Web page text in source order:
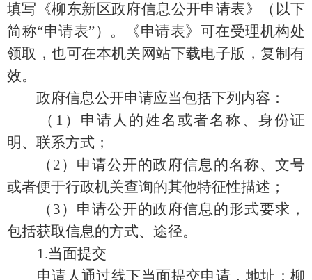
填写《柳东新区政府信息公开申请表》（以下
简称“申请表”）。《申请表》可在受理机构处
领取，也可在本机关网站下载电子版，复制有
效。
政府信息公开申请应当包括下列内容：
（1）申请人的姓名或者名称、身份证
明、联系方式；
（2）申请公开的政府信息的名称、文号
或者便于行政机关查询的其他特征性描述；
（3）申请公开的政府信息的形式要求，
包括获取信息的方式、途径。
1.当面提交
申请人通过线下当面提交申请，地址：柳